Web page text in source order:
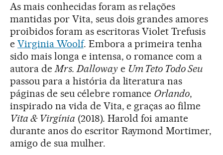
As mais conhecidas foram as relações
mantidas por Vita, seus dois grandes amores
proibidos foram as escritoras Violet Trefusis
e Virginia Woolf. Embora a primeira tenha
sido mais longa e intensa, o romance com a
autora deMrs. Dallowaye Um Teto Todo Seu
passou para a história da literatura nas
páginas de seu célebre romance Orlando,
inspirado na vida de Vita, e graças ao filme
Vita & Virgínia (2018). Harold foi amante
durante anos do escritor Raymond Mortimer,
amigo de sua mulher.